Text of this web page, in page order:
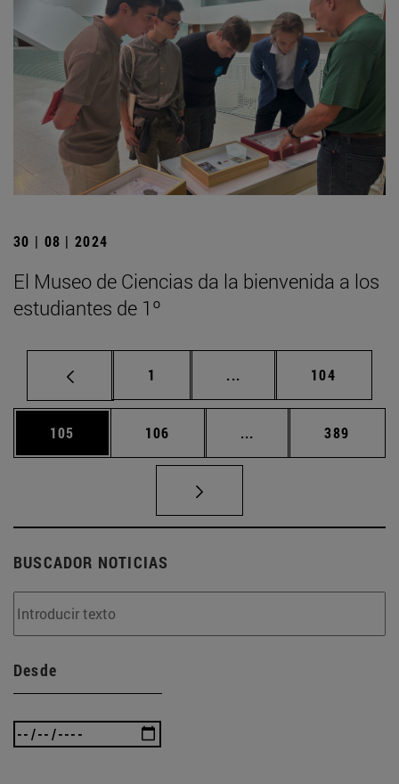
30 | 08 | 2024
El Museo de Ciencias da la bienvenida a los
estudiantes de 1º
Página
1 ... Páginas intermedias
Página
104
Página
105 Página
106 ... Páginas intermedias
Página
389
BUSCADOR NOTICIAS
Desde